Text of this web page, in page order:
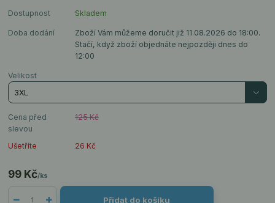
Dostupnost Skladem
Doba dodání
Zboží Vám můžeme doručit již 11.08.2026 do 18:00.
Stačí, když zboží objednáte nejpozději dnes do
12:00
Velikost
Cena před
slevou
125 Kč
Ušetříte 26 Kč
99 Kč/ks
Přidat do košíku